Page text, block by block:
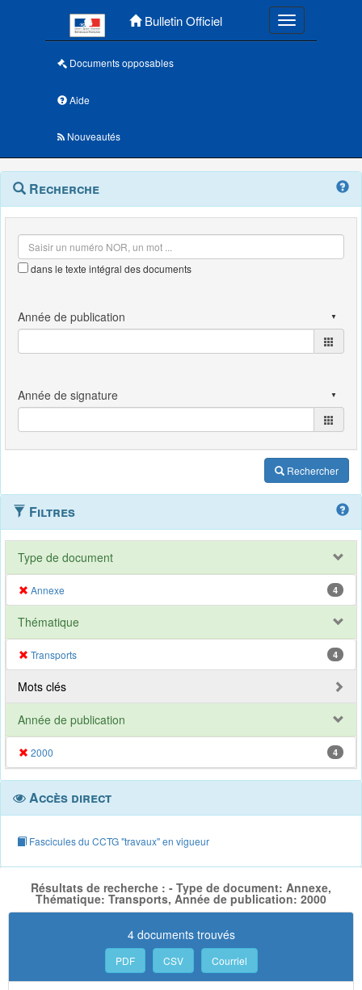
Bulletin Officiel Toggle
Documents opposables
Aide
Nouveautés
Navigation
outils
Menu
contextuel
Recherche
dans le texte intégral des documents
Rechercher
Filtres
Type de document
Annexe 4
Thématique
Transports 4
Mots clés
Année de publication
2000 4
Accès direct
Fascicules du CCTG "travaux" en vigueur
Résultats de recherche : - Type de document: Annexe,
Thématique: Transports, Année de publication: 2000
4 documents trouvés
PDF CSV Courriel